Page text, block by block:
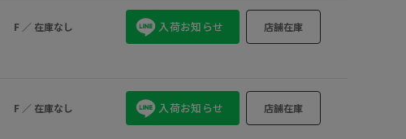
F ／ 在庫なし 入荷お知らせ 店舗在庫
F ／ 在庫なし 入荷お知らせ 店舗在庫